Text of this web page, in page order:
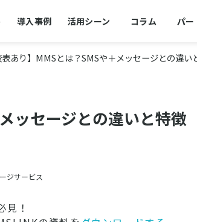
導入事例 活用シーン コラム パー
表あり】MMSとは？SMSや＋メッセージとの違
ッセージとの違いと特徴
ジサービス
！